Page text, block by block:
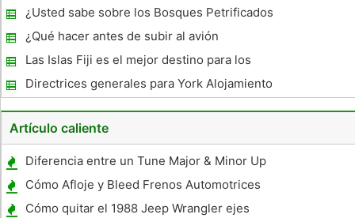
sus vacaciones
¿Usted sabe sobre los Bosques Petrificados
?
¿Qué hacer antes de subir al avión
Las Islas Fiji es el mejor destino para los
buceadores
Directrices generales para York Alojamiento
Artículo caliente
Diferencia entre un Tune Major & Minor Up
Cómo Afloje y Bleed Frenos Automotrices
Cómo quitar el 1988 Jeep Wrangler ejes